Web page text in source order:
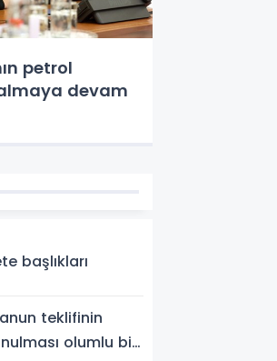
petrol
devam
başlıkları
teklifinin
olumlu bir